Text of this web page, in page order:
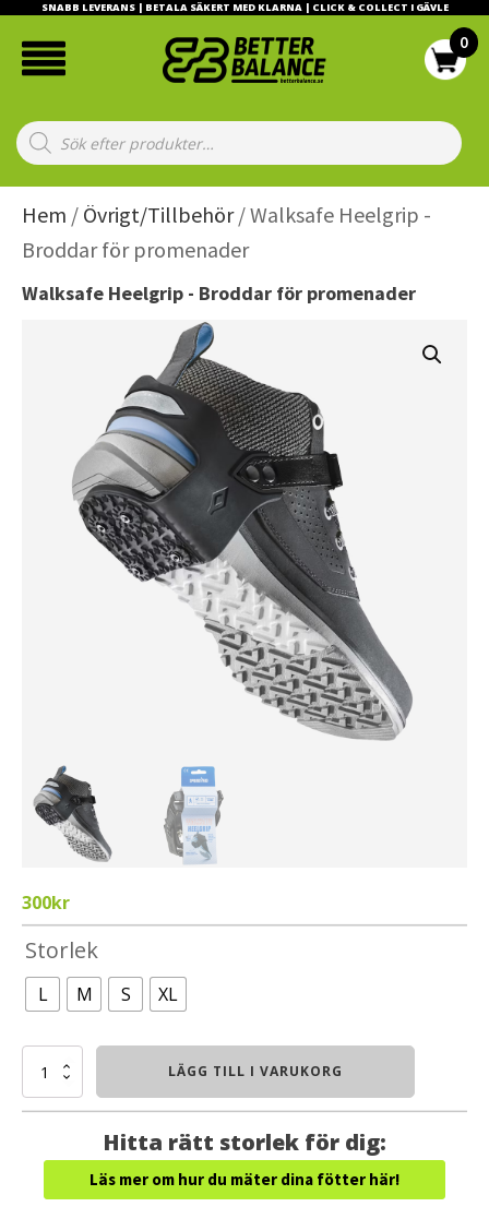
SNABB LEVERANS | BETALA SÄKERT MED KLARNA | CLICK & COLLECT I GÄVLE
Products
search
Hem / Övrigt/Tillbehör/ Walksafe Heelgrip -
Broddar för promenader
Walksafe Heelgrip - Broddar för promenader
300kr
Storlek
L M S XL
Walksafe
-
promenader
LÄGG TILL I VARUKORG
Hitta rätt storlek för dig:
Läs mer om hur du mäter dina fötter här!